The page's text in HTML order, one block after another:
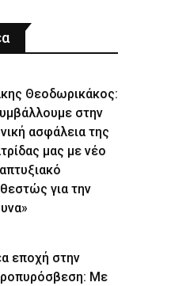
Θεοδωρικάκος:
στην
ασφάλεια της
μας με νέο
για την
εποχή στην
Με